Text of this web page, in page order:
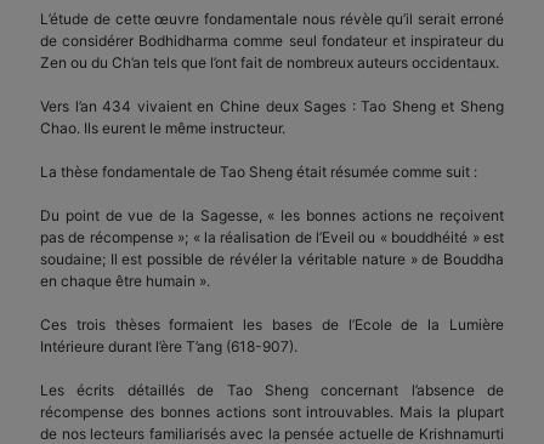
L’étude de cette œuvre fondamentale nous révèle qu’il serait erroné
de considérer Bodhidharma comme seul fondateur et inspirateur du
Zen ou du Ch’an tels que l’ont fait de nombreux auteurs occidentaux.
Vers l’an 434 vivaient en Chine deux Sages : Tao Sheng et Sheng
Chao. Ils eurent le même instructeur.
La thèse fondamentale de Tao Sheng était résumée comme suit :
Du point de vue de la Sagesse, « les bonnes actions ne reçoivent
pas de récompense »; « la réalisation de l’Eveil ou « bouddhéité » est
soudaine; Il est possible de révéler la véritable nature » de Bouddha
en chaque être humain ».
Ces trois thèses formaient les bases de l’Ecole de la Lumière
Intérieure durant l’ère T’ang (618-907).
Les écrits détaillés de Tao Sheng concernant l’absence de
récompense des bonnes actions sont introuvables. Mais la plupart
de nos lecteurs familiarisés avec la pensée actuelle de Krishnamurti